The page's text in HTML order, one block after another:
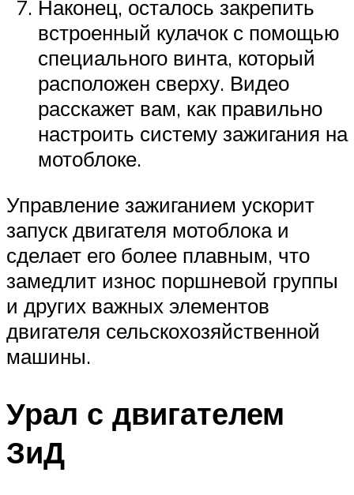
Наконец, осталось закрепить
встроенный кулачок с помощью
специального винта, который
расположен сверху. Видео
расскажет вам, как правильно
настроить систему зажигания на
мотоблоке.
Управление зажиганием ускорит
запуск двигателя мотоблока и
сделает его более плавным, что
замедлит износ поршневой группы
и других важных элементов
двигателя сельскохозяйственной
машины.
Урал с двигателем
ЗиД